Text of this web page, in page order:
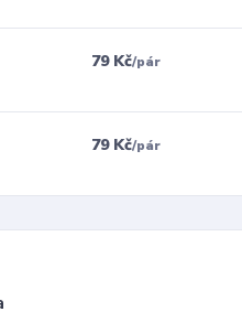
79 Kč/pár
79 Kč/pár